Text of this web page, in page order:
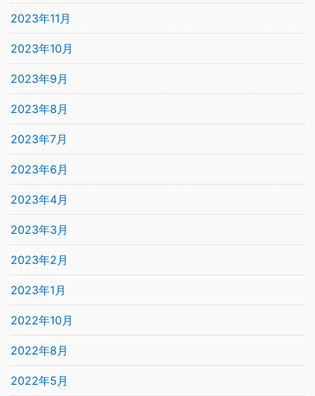
2023年11月
2023年10月
2023年9月
2023年8月
2023年7月
2023年6月
2023年4月
2023年3月
2023年2月
2023年1月
2022年10月
2022年8月
2022年5月